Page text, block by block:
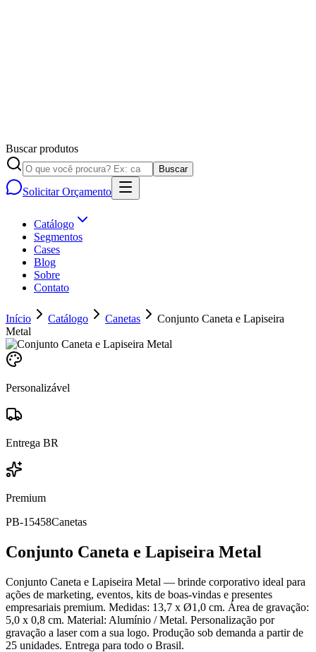
Buscar produtos
Buscar
Solicitar Orçamento
Catálogo
Segmentos
Cases
Blog
Sobre
Contato
Início Catálogo Canetas
Conjunto Caneta e Lapiseira
Metal
Personalizável
Entrega BR
Premium
PB-15458Canetas
Conjunto Caneta e Lapiseira Metal
Conjunto Caneta e Lapiseira Metal — brinde corporativo ideal para
ações de marketing, eventos, kits de boas-vindas e presentes
empresariais premium. Medidas: 13,7 x Ø1,0 cm. Área de gravação:
5,0 x 0,8 cm. Material: Alumínio / Metal. Personalização por
gravação a laser com a sua logo. Produção sob demanda a partir de
25 unidades. Entrega para todo o Brasil.